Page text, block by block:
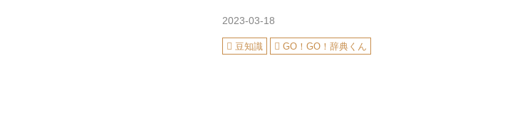
2023-03-18
豆知識 GO！GO！辞典くん